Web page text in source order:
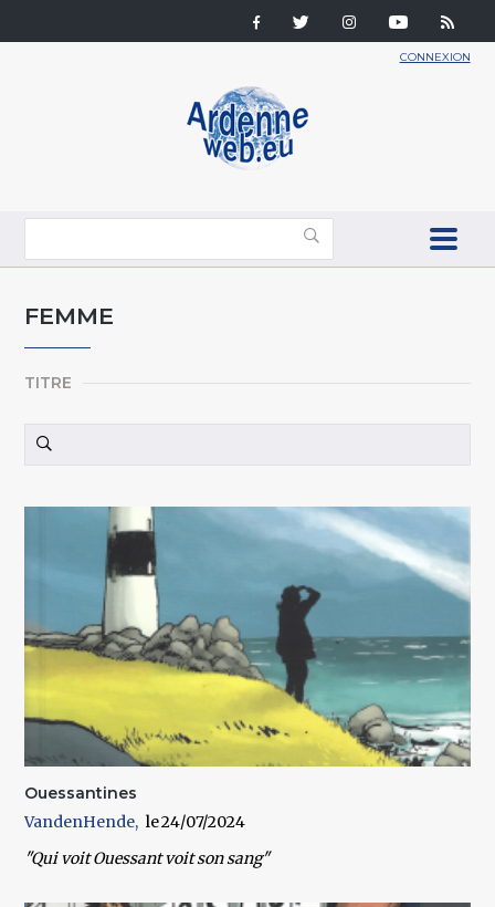
CONNEXION
FEMME
TITRE
Ouessantines
VandenHende
24/07/2024
"Qui voit Ouessant voit son sang"